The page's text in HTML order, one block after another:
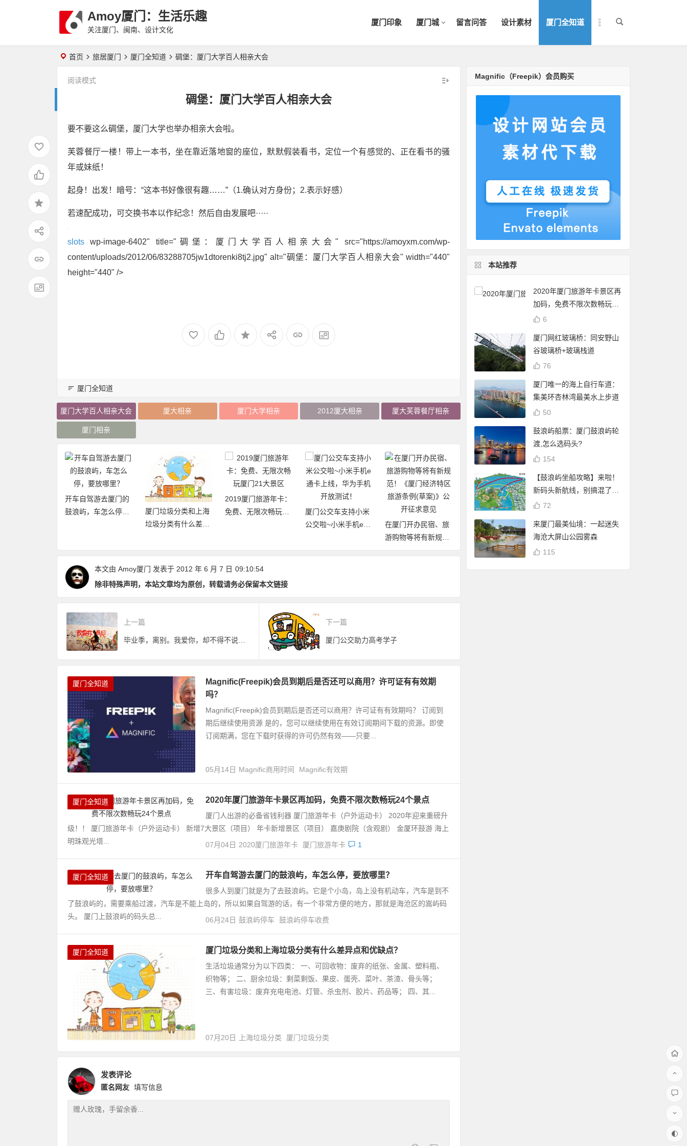
Amoy厦门：生活乐趣
关注厦门、闽南、设计文化
厦门印象 厦门城 留言问答 设计素材 厦门全知道
首页 旅居厦门 厦门全知道 碉堡：厦门大学百人相亲大会
碉堡：厦门大学百人相亲大会
阅读模式
要不要这么碉堡，厦门大学也举办相亲大会啦。
芙蓉餐厅一楼！带上一本书，坐在靠近落地窗的座位，默默假装看书，定位一个有感觉的、正在看书的骚
年或妹纸！
起身！出发！暗号：“这本书好像很有趣……”（1.确认对方身份；2.表示好感）
若速配成功，可交换书本以作纪念！然后自由发展吧·····
slots wp-image-6402" title="碉堡：厦门大学百人相亲大会" src="https://amoyxm.com/wp-
content/uploads/2012/06/83288705jw1dtorenki8tj2.jpg" alt="碉堡：厦门大学百人相亲大会" width="440"
height="440" />
厦门全知道
厦门大学百人相亲大会 厦大相亲 厦门大学相亲 2012厦大相亲 厦大芙蓉餐厅相亲
厦门相亲
开车自驾游去厦门的
鼓浪屿，车怎么停，
厦门垃圾分类和上海
垃圾分类有什么差异
2019厦门旅游年卡：
免费、无限次畅玩厦
厦门公交车支持小米
公交啦~小米手机e通
放测试！
在厦门开办民宿、旅
游购物等将有新规
范！《厦门经济特区
厦门白鹭分：免费借
阅厦门市图书馆（含
17个分馆）图书
门八市买海鲜 将于杏
林202大排档录制节
目
本文由 Amoy厦门 发表于 2012 年 6 月 7 日 09:10:54
除非特殊声明，本站文章均为原创，转载请务必保留本文链接
上一篇 下一篇
厦门公交助力高考学子
厦门全知道
Magnific(Freepik)会员到期后是否还可以商用？许可证有有效期
吗？
Magnific(Freepik)会员到期后是否还可以商用？许可证有有效期吗？ 订阅到
期后继续使用资源 是的，您可以继续使用在有效订阅期间下载的资源。即使
订阅期满，您在下载时获得的许可仍然有效——只要...
05月14日 Magnific商用时间 Magnific有效期
厦门全知道 2020年厦门旅游年卡景区再加码，免费不限次数畅玩24个景点
厦门人出游的必备省钱利器 厦门旅游年卡（户外运动卡） 2020年迎来重磅升
级！！ 厦门旅游年卡（户外运动卡） 新增7大景区（项目） 年卡新增景区（项目） 嘉庚剧院（含观剧） 金厦环鼓游 海上
明珠观光塔...
07月04日 2020厦门旅游年卡 厦门旅游年卡 1
厦门全知道 开车自驾游去厦门的鼓浪屿，车怎么停，要放哪里？
很多人到厦门就是为了去鼓浪屿。它是个小岛，岛上没有机动车，汽车是到不
了鼓浪屿的，需要乘船过渡，汽车是不能上岛的，所以如果自驾游的话，有一个非常方便的地方，那就是海沧区的嵩屿码
头。 厦门上鼓浪屿的码头总...
06月24日 鼓浪屿停车 鼓浪屿停车收费
厦门全知道 厦门垃圾分类和上海垃圾分类有什么差异点和优缺点？
生活垃圾通常分为以下四类： 一、可回收物：废弃的纸张、金属、塑料瓶、
织物等； 二、厨余垃圾：剩菜剩饭、果皮、蛋壳、菜叶、茶渣、骨头等；
三、有害垃圾：废弃充电电池、灯管、杀虫剂、胶片、药品等； 四、其...
07月20日 上海垃圾分类 厦门垃圾分类
发表评论
匿名网友 填写信息
Magnific（Freepik）会员购买
本站推荐
2020年厦门旅游年卡景区再
加码，免费不限次数畅玩24
个景点
6
厦门网红玻璃桥：同安野山
谷玻璃桥+玻璃栈道
76
厦门唯一的海上自行车道：
集美环杏林湾最美水上步道
50
鼓浪屿船票：厦门鼓浪屿轮
渡,怎么选码头?
154
【鼓浪屿坐船攻略】来啦！
新码头新航线，别搞混了
哦！72
来厦门最美仙境：一起迷失
海沧大屏山公园雾森
115